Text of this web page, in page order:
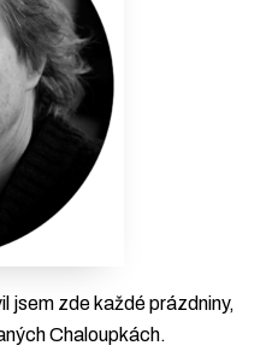
jsem zde každé prázdniny,
Chaloupkách.